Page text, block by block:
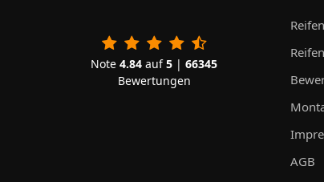
Note 4.84 auf5 | 66345
Bewertungen
AGB